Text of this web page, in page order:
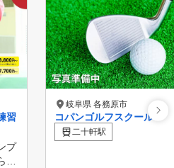
習
プ
岐阜県 各務原市
コパンゴルフスクール
二十軒駅